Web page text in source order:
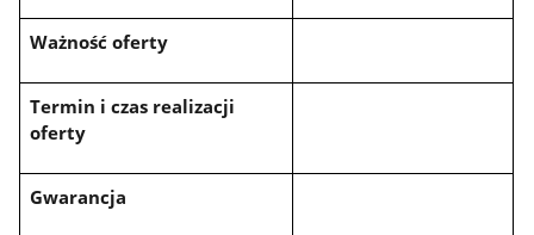
Ważność oferty
Termin i czas realizacji
oferty
Gwarancja